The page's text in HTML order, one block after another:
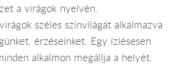
a virágok nyelvén.
széles színvilágát alkalmazva
érzéseinket. Egy ízlésesen
alkalmon megállja a helyét.